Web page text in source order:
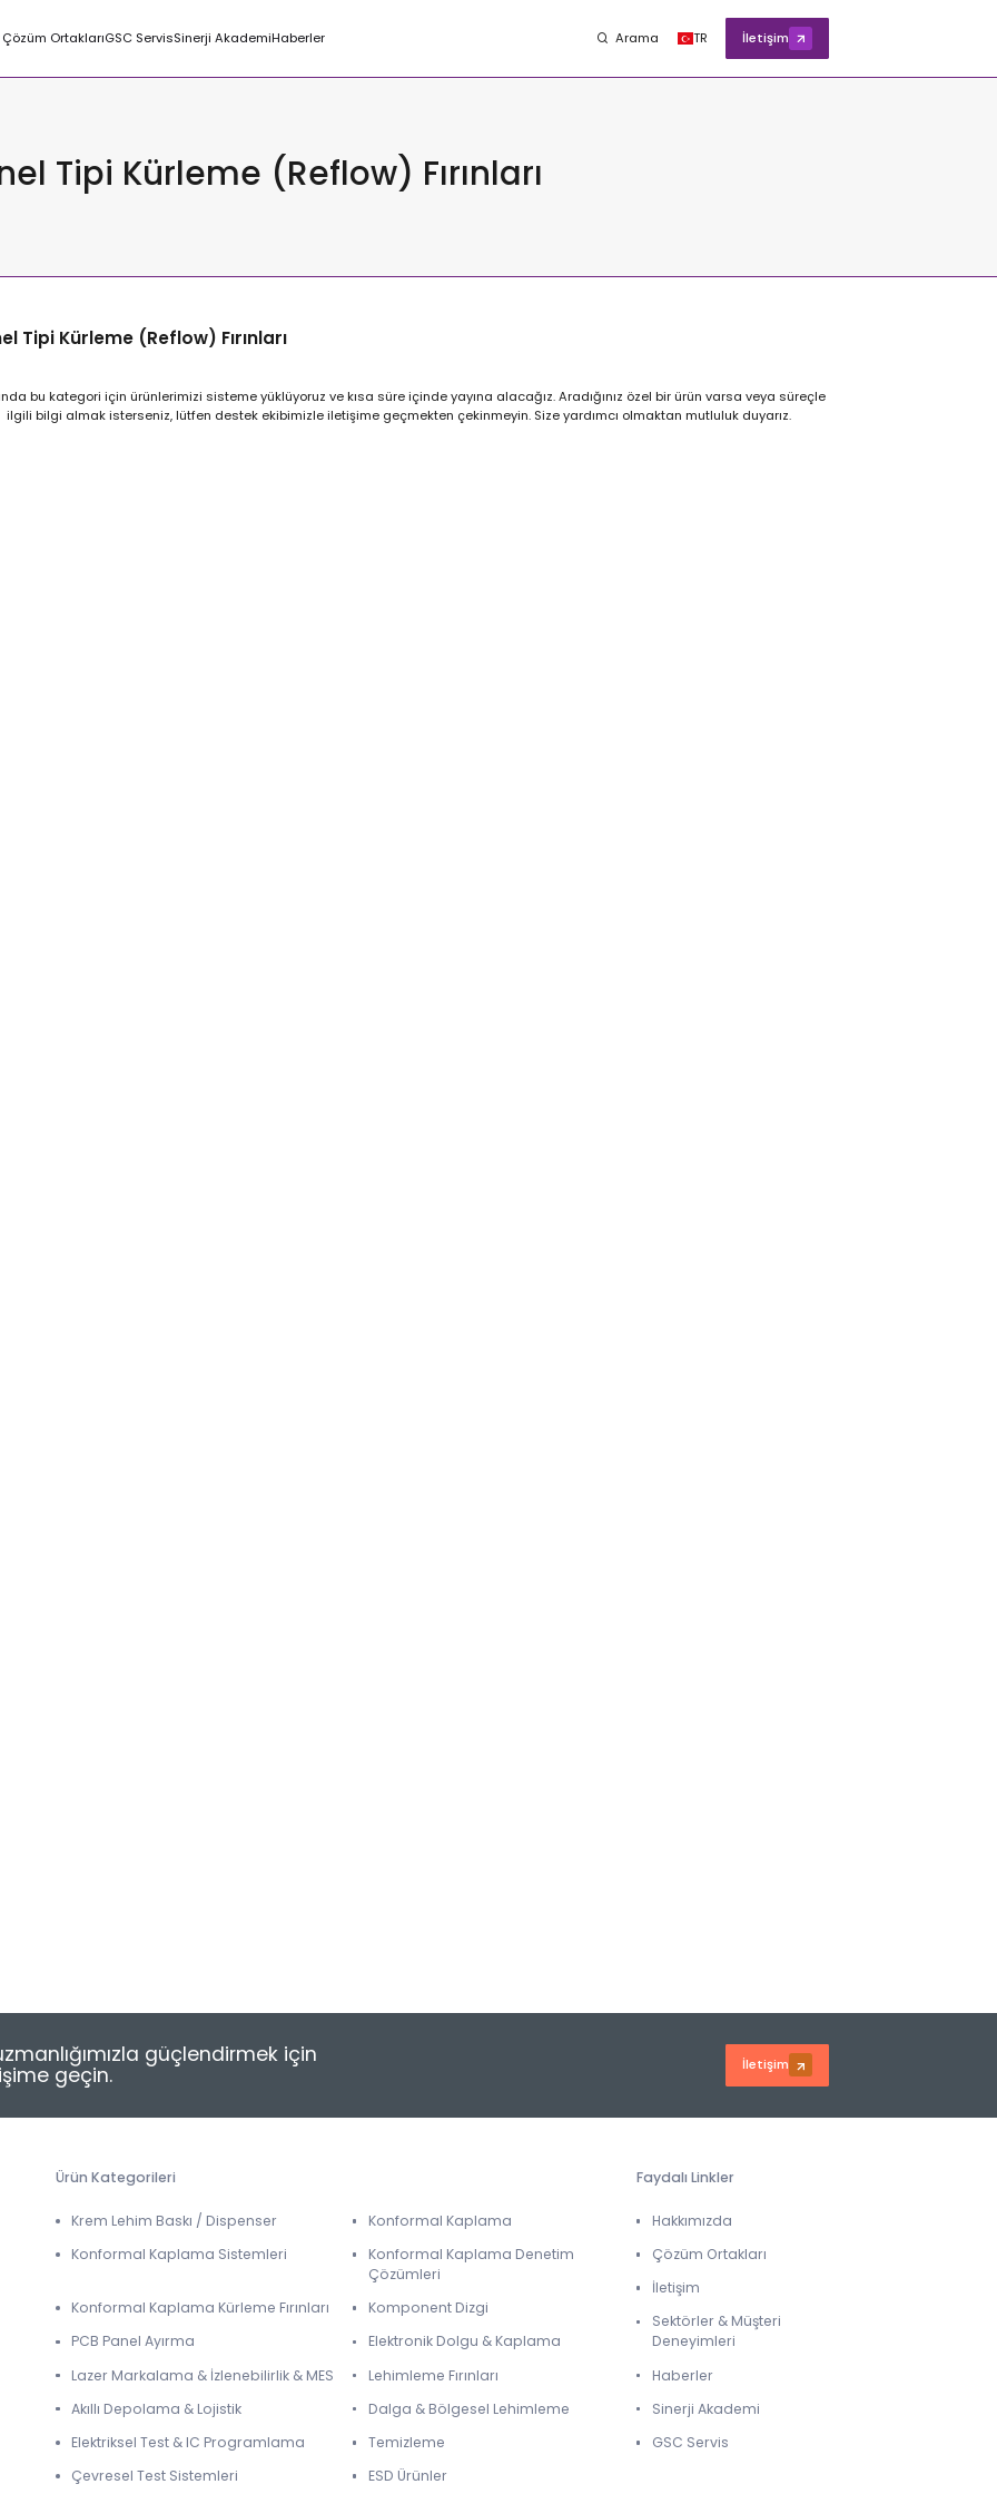
Çözüm OrtaklarıGSC ServisSinerji AkademiHaberler Arama TR İletişim
Tipi Kürleme (Reflow) Fırınları
Tipi Kürleme (Reflow) Fırınları
bu kategori için ürünlerimizi sisteme yüklüyoruz ve kısa süre içinde yayına alacağız. Aradığınız özel bir ürün varsa veya süreçle
ilgili bilgi almak isterseniz, lütfen destek ekibimizle iletişime geçmekten çekinmeyin. Size yardımcı olmaktan mutluluk duyarız.
güçlendirmek için
geçin. İletişim
Ürün Kategorileri
Krem Lehim Baskı / Dispenser
Konformal Kaplama
Konformal Kaplama Sistemleri
Konformal Kaplama Denetim
Çözümleri
Konformal Kaplama Kürleme Fırınları
Komponent Dizgi
PCB Panel Ayırma
Elektronik Dolgu & Kaplama
Lazer Markalama & İzlenebilirlik & MES
Lehimleme Fırınları
Akıllı Depolama & Lojistik
Dalga & Bölgesel Lehimleme
Elektriksel Test & IC Programlama
Temizleme
Çevresel Test Sistemleri
ESD Ürünler
Faydalı Linkler
Hakkımızda
Çözüm Ortakları
İletişim
Sektörler & Müşteri
Deneyimleri
Haberler
Sinerji Akademi
GSC Servis